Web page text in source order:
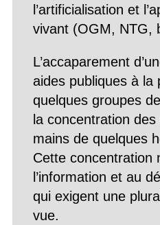
l’artificialisation et
vivant (OGM, NTG,
L’accaparement
aides publiques à la
quelques groupes
la concentration
mains de quelques
Cette concentration
l’information et au
qui exigent une
vue.